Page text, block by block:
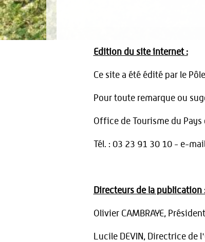
Edition du site internet :
Ce site a été édité par le
Pour toute remarque ou
Office de Tourisme du Pays
Tél. : 03 23 91 30 10 - e-
Directeurs de la publication
Olivier CAMBRAYE,
Lucile DEVIN, Directrice de